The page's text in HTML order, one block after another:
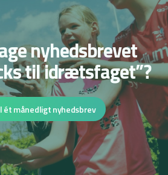
nyhedsbrevet
til idrætsfaget”?
ét månedligt nyhedsbrev